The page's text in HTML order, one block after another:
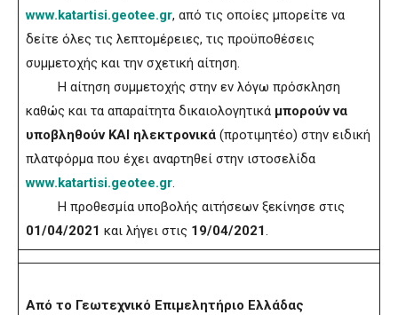
www.katartisi.geotee.gr, από τις οποίες μπορείτε να
δείτε όλες τις λεπτομέρειες, τις προϋποθέσεις
συμμετοχής και την σχετική αίτηση.
Η αίτηση συμμετοχής στην εν λόγω πρόσκληση
καθώς και τα απαραίτητα δικαιολογητικά μπορούν να
υποβληθούν ΚΑΙ ηλεκτρονικά(προτιμητέο) στην ειδική
πλατφόρμα που έχει αναρτηθεί στην ιστοσελίδα
www.katartisi.geotee.gr.
Η προθεσμία υποβολής αιτήσεων ξεκίνησε στις
01/04/2021 και λήγει στις 19/04/2021.
Από το Γεωτεχνικό Επιμελητήριο Ελλάδας